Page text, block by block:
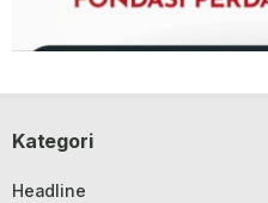
Kategori
Headline